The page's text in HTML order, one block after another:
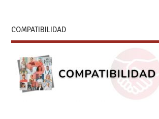
COMPATIBILIDAD